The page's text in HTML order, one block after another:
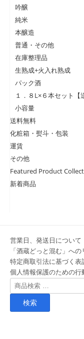
吟醸
純米
本醸造
普通・その他
在庫整理品
生熟成+火入れ熟成
パック酒
１．８L×６本セット【
小容量
送料無料
化粧箱・熨斗・包装
運賃
その他
Featured Product
新着商品
営業日、発送日について
「酒蔵どっと混む」への
特定商取引法に基づく表
個人情報保護のための行
検
索
象: